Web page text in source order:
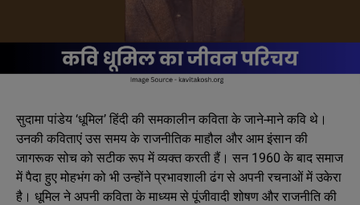
सुदामा पांडेय ‘धूमिल’ हिंदी की समकालीन कविता के जाने-माने कवि थे।
उनकी कविताएं उस समय के राजनीतिक माहौल और आम इंसान की
जागरूक सोच को सटीक रूप में व्यक्त करती हैं। सन 1960 के बाद समाज
में पैदा हुए मोहभंग को भी उन्होंने प्रभावशाली ढंग से अपनी रचनाओं में उकेरा
है। धूमिल ने अपनी कविता के माध्यम से पूंजीवादी शोषण और राजनीति की